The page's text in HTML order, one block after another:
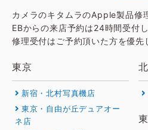
カメラのキタムラのApple製品修
EBからの来店予約は24時間受付し
修理受付はご予約頂いた方を優先
東京
新宿・北村写真機店
東京・自由が丘デュアオー
ネ店